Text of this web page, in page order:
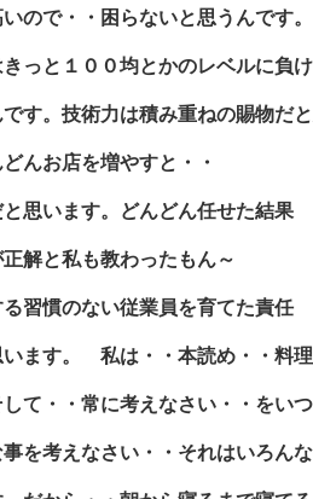
ので・・困らないと思うんです。
っと１００均とかのレベルに負
す。技術力は積み重ねの賜物だ
んお店を増やすと・・
思います。どんどん任せた結果
解と私も教わったもん～
習慣のない従業員を育てた責任
います。 私は・・本読め・・料
て・・常に考えなさい・・をい
事を考えなさい・・それはいろん